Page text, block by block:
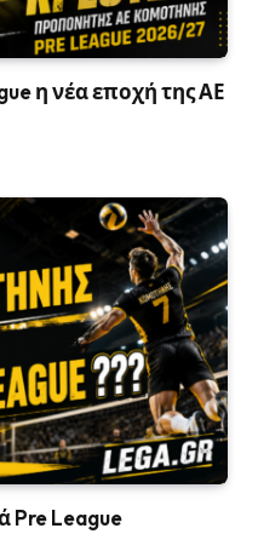
η νέα εποχή της ΑΕ
Pre League